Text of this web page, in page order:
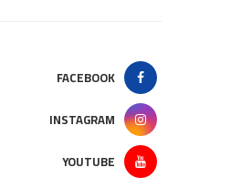
FACEBOOK
INSTAGRAM
YOUTUBE